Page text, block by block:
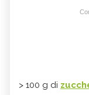
> 100 g di